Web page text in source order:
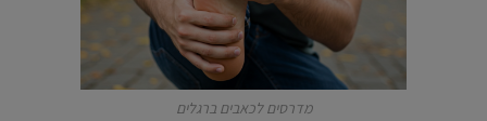
מדרסים לכאבים ברגלים